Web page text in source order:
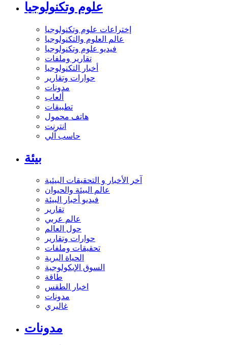
علوم وتكنولوجيا
إختراعات علوم وتكنولوجيا
عالم العلوم والتكنولوجيا
فيديو علوم وتكنولوجيا
تقارير وملفات
أخبار التكنولوجيا
حوارات وتقارير
مدونات
ألعاب
تطبيقات
هاتف محمول
انترنت
حاسب آلي
بيئة
آخر الأخبار و التحقيقات البيئية
عالم البيئة والحيوان
فيديو أخبار البيئة
تقارير
عالم عربي
حول العالم
حوارات وتقارير
تحقيقات وملفات
الحياة البرية
السوق الإيكولوجية
طاقة
اخبار الطقس
مدونات
غاليري
مدونات